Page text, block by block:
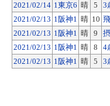
2021/02/14 1東京6 晴 5 3
2021/02/13 1阪神1 晴 10
2021/02/13 1阪神1 晴 9
2021/02/13 1阪神1 晴 8 4
2021/02/13 1阪神1 晴 5 3